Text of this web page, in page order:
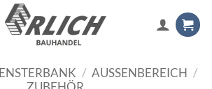
/ AUSSENBEREICH
/